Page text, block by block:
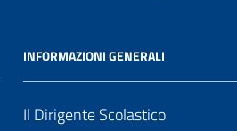
INFORMAZIONI GENERALI
Il Dirigente Scolastico